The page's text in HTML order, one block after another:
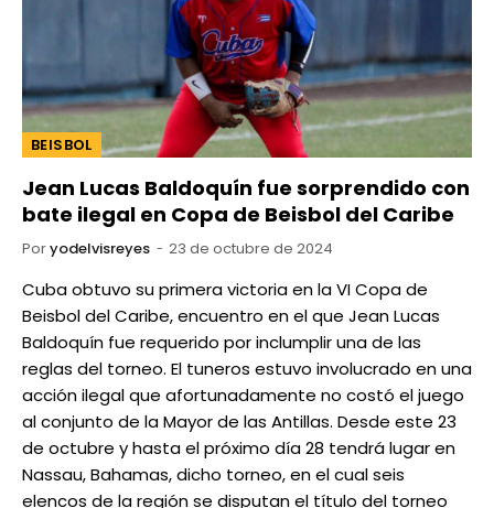
BEISBOL
Jean Lucas Baldoquín fue sorprendido con
bate ilegal en Copa de Beisbol del Caribe
Poryodelvisreyes 23 de octubre de 2024
Cuba obtuvo su primera victoria en la VI Copa de
Beisbol del Caribe, encuentro en el que Jean Lucas
Baldoquín fue requerido por inclumplir una de las
reglas del torneo. El tuneros estuvo involucrado en una
acción ilegal que afortunadamente no costó el juego
al conjunto de la Mayor de las Antillas. Desde este 23
de octubre y hasta el próximo día 28 tendrá lugar en
Nassau, Bahamas, dicho torneo, en el cual seis
elencos de la región se disputan el título del torneo